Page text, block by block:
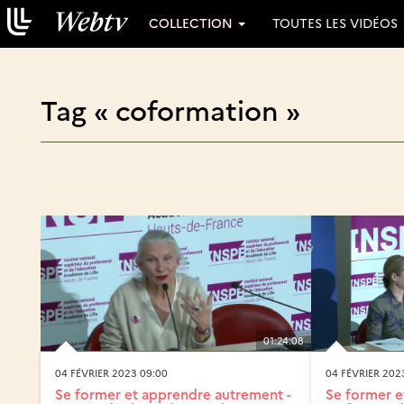
COLLECTION TOUTES LES VIDÉOS
Tag « coformation »
01:24:08
04 FÉVRIER 2023 09:00
Se former et apprendre autrement -
04 FÉVRIER
Se former